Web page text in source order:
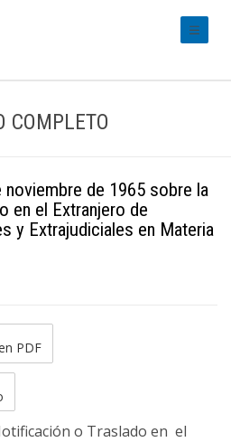
COMPLETO
noviembre de 1965 sobre la
en el Extranjero de
y Extrajudiciales en Materia
PDF
o Traslado en el